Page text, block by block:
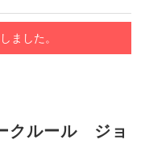
ました。
クルール ジョ